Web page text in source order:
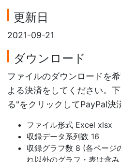
更新日
2021-09-21
ダウンロード
ファイルのダウンロードを
よる決済をしてください。
る"をクリックしてPayPal決
ファイル形式 Excel xlsx
収録データ系列数 16
収録グラフ数 8 (各ページ
れ以外のグラフ・表は含